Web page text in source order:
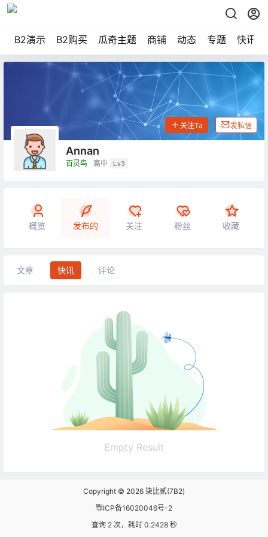
B2演示 B2购买 瓜奇主题 商铺 动态 专题 快讯
Annan
百灵鸟 高中 Lv3
关注Ta 发私信
概览 发布的 关注 粉丝 收藏
文章 快讯 评论
Empty Result
Copyright © 2026 柒比贰(7B2)
鄂ICP备16020046号-2
查询 2 次，耗时 0.2428 秒